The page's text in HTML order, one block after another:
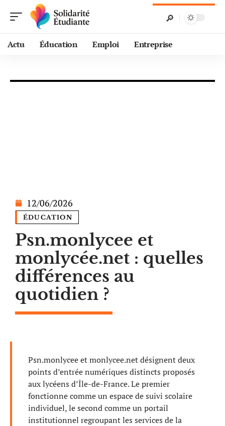
Actu Éducation Emploi Entreprise
12/06/2026
ÉDUCATION
Psn.monlycee et
monlycée.net : quelles
différences au
quotidien ?
Psn.monlycee et monlycee.net désignent deux
points d’entrée numériques distincts proposés
aux lycéens d’Île-de-France. Le premier
fonctionne comme un espace de suivi scolaire
individuel, le second comme un portail
institutionnel regroupant les services de la